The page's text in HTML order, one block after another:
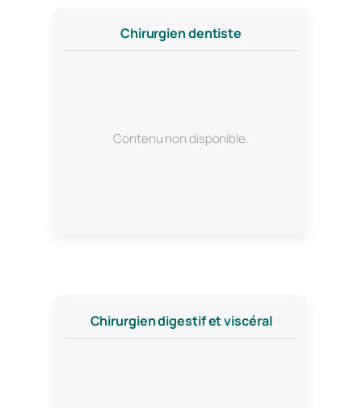
Chirurgien dentiste
Contenu non disponible.
Chirurgien digestif et viscéral